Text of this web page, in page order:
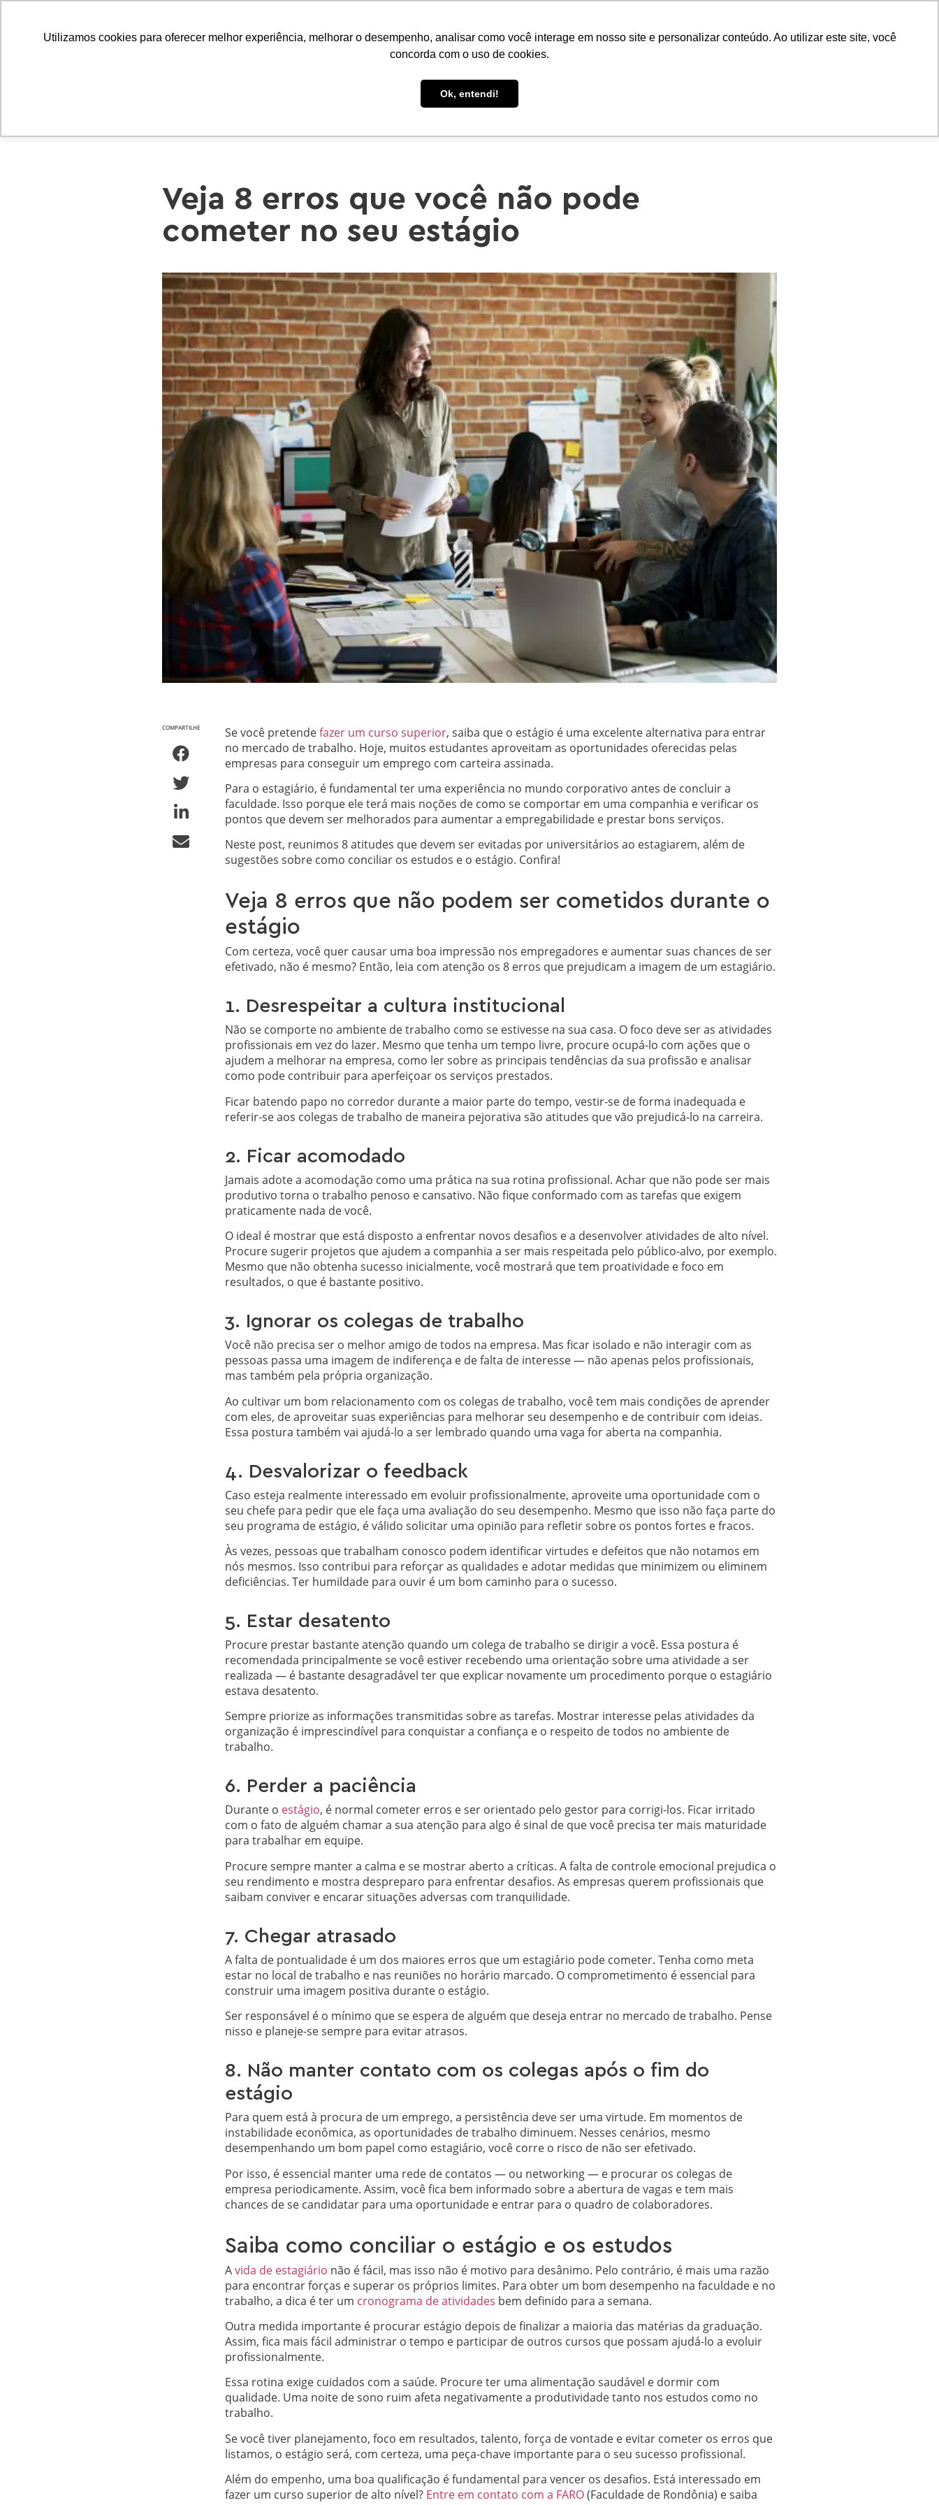
Utilizamos cookies para oferecer melhor experiência, melhorar o desempenho, analisar como você interage em nosso site e personalizar conteúdo. Ao utilizar este site, você
concorda com o uso de cookies.
Ok, entendi!
CURSOS PÓS-GRADUAÇÃO
Veja 8 erros que você não pode
cometer no seu estágio
COMPARTILHE Se você pretendefazer um curso superior, saiba que o estágio é uma excelente alternativa para entrar
no mercado de trabalho. Hoje, muitos estudantes aproveitam as oportunidades oferecidas pelas
empresas para conseguir um emprego com carteira assinada.
Para o estagiário, é fundamental ter uma experiência no mundo corporativo antes de concluir a
faculdade. Isso porque ele terá mais noções de como se comportar em uma companhia e verificar os
pontos que devem ser melhorados para aumentar a empregabilidade e prestar bons serviços.
Neste post, reunimos 8 atitudes que devem ser evitadas por universitários ao estagiarem, além de
sugestões sobre como conciliar os estudos e o estágio. Confira!
Veja 8 erros que não podem ser cometidos durante o
estágio
Com certeza, você quer causar uma boa impressão nos empregadores e aumentar suas chances de ser
efetivado, não é mesmo? Então, leia com atenção os 8 erros que prejudicam a imagem de um estagiário.
1. Desrespeitar a cultura institucional
Não se comporte no ambiente de trabalho como se estivesse na sua casa. O foco deve ser as atividades
profissionais em vez do lazer. Mesmo que tenha um tempo livre, procure ocupá-lo com ações que o
ajudem a melhorar na empresa, como ler sobre as principais tendências da sua profissão e analisar
como pode contribuir para aperfeiçoar os serviços prestados.
Ficar batendo papo no corredor durante a maior parte do tempo, vestir-se de forma inadequada e
referir-se aos colegas de trabalho de maneira pejorativa são atitudes que vão prejudicá-lo na carreira.
2. Ficar acomodado
Jamais adote a acomodação como uma prática na sua rotina profissional. Achar que não pode ser mais
produtivo torna o trabalho penoso e cansativo. Não fique conformado com as tarefas que exigem
praticamente nada de você.
O ideal é mostrar que está disposto a enfrentar novos desafios e a desenvolver atividades de alto nível.
Procure sugerir projetos que ajudem a companhia a ser mais respeitada pelo público-alvo, por exemplo.
Mesmo que não obtenha sucesso inicialmente, você mostrará que tem proatividade e foco em
resultados, o que é bastante positivo.
3. Ignorar os colegas de trabalho
Você não precisa ser o melhor amigo de todos na empresa. Mas ficar isolado e não interagir com as
pessoas passa uma imagem de indiferença e de falta de interesse — não apenas pelos profissionais,
mas também pela própria organização.
Ao cultivar um bom relacionamento com os colegas de trabalho, você tem mais condições de aprender
com eles, de aproveitar suas experiências para melhorar seu desempenho e de contribuir com ideias.
Essa postura também vai ajudá-lo a ser lembrado quando uma vaga for aberta na companhia.
4. Desvalorizar o feedback
Caso esteja realmente interessado em evoluir profissionalmente, aproveite uma oportunidade com o
seu chefe para pedir que ele faça uma avaliação do seu desempenho. Mesmo que isso não faça parte do
seu programa de estágio, é válido solicitar uma opinião para refletir sobre os pontos fortes e fracos.
Às vezes, pessoas que trabalham conosco podem identificar virtudes e defeitos que não notamos em
nós mesmos. Isso contribui para reforçar as qualidades e adotar medidas que minimizem ou eliminem
deficiências. Ter humildade para ouvir é um bom caminho para o sucesso.
5. Estar desatento
Procure prestar bastante atenção quando um colega de trabalho se dirigir a você. Essa postura é
recomendada principalmente se você estiver recebendo uma orientação sobre uma atividade a ser
realizada — é bastante desagradável ter que explicar novamente um procedimento porque o estagiário
estava desatento.
Sempre priorize as informações transmitidas sobre as tarefas. Mostrar interesse pelas atividades da
organização é imprescindível para conquistar a confiança e o respeito de todos no ambiente de
trabalho.
6. Perder a paciência
Durante o estágio, é normal cometer erros e ser orientado pelo gestor para corrigi-los. Ficar irritado
com o fato de alguém chamar a sua atenção para algo é sinal de que você precisa ter mais maturidade
para trabalhar em equipe.
Procure sempre manter a calma e se mostrar aberto a críticas. A falta de controle emocional prejudica o
seu rendimento e mostra despreparo para enfrentar desafios. As empresas querem profissionais que
saibam conviver e encarar situações adversas com tranquilidade.
7. Chegar atrasado
A falta de pontualidade é um dos maiores erros que um estagiário pode cometer. Tenha como meta
estar no local de trabalho e nas reuniões no horário marcado. O comprometimento é essencial para
construir uma imagem positiva durante o estágio.
Ser responsável é o mínimo que se espera de alguém que deseja entrar no mercado de trabalho. Pense
nisso e planeje-se sempre para evitar atrasos.
8. Não manter contato com os colegas após o fim do
estágio
Para quem está à procura de um emprego, a persistência deve ser uma virtude. Em momentos de
instabilidade econômica, as oportunidades de trabalho diminuem. Nesses cenários, mesmo
desempenhando um bom papel como estagiário, você corre o risco de não ser efetivado.
Por isso, é essencial manter uma rede de contatos — ou networking — e procurar os colegas de
empresa periodicamente. Assim, você fica bem informado sobre a abertura de vagas e tem mais
chances de se candidatar para uma oportunidade e entrar para o quadro de colaboradores.
Saiba como conciliar o estágio e os estudos
Avida de estagiário não é fácil, mas isso não é motivo para desânimo. Pelo contrário, é mais uma razão
para encontrar forças e superar os próprios limites. Para obter um bom desempenho na faculdade e no
trabalho, a dica é ter um cronograma de atividades bem definido para a semana.
Outra medida importante é procurar estágio depois de finalizar a maioria das matérias da graduação.
Assim, fica mais fácil administrar o tempo e participar de outros cursos que possam ajudá-lo a evoluir
profissionalmente.
Essa rotina exige cuidados com a saúde. Procure ter uma alimentação saudável e dormir com
qualidade. Uma noite de sono ruim afeta negativamente a produtividade tanto nos estudos como no
trabalho.
Se você tiver planejamento, foco em resultados, talento, força de vontade e evitar cometer os erros que
listamos, o estágio será, com certeza, uma peça-chave importante para o seu sucesso profissional.
Além do empenho, uma boa qualificação é fundamental para vencer os desafios. Está interessado em
fazer um curso superior de alto nível? Entre em contato com a FARO(Faculdade de Rondônia) e saiba